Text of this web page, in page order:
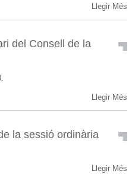
Llegir Més
del Consell de la
Llegir Més
la sessió ordinària
Llegir Més